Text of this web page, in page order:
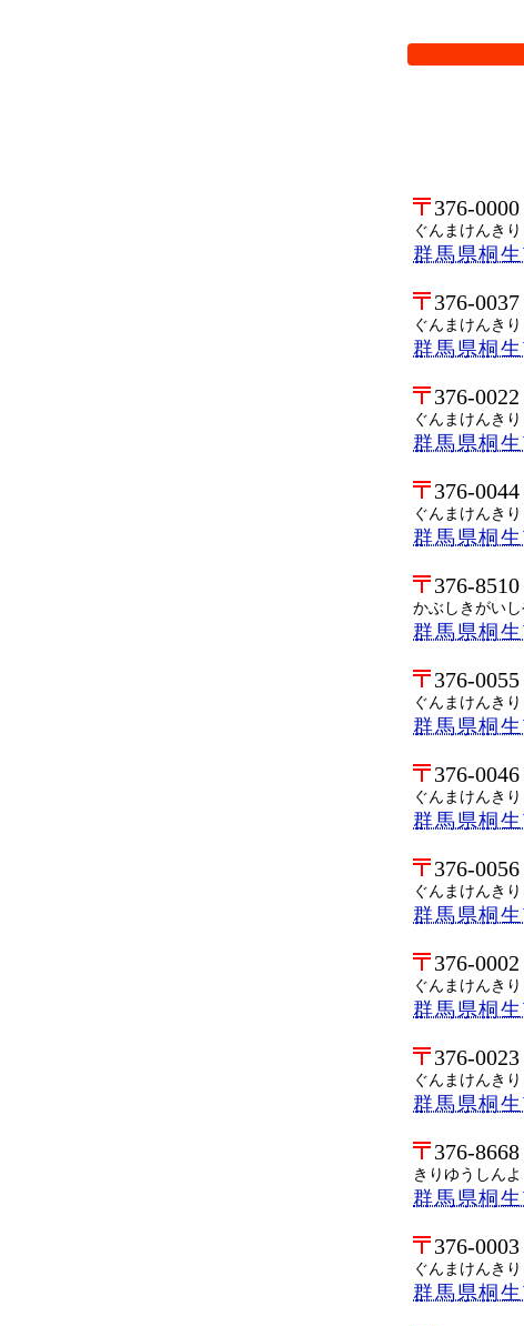
376-0000
ぐんまけんき
群馬県桐
376-0037
ぐんまけんき
群馬県桐
376-0022
ぐんまけんき
群馬県桐
376-0044
ぐんまけんき
群馬県桐
376-8510
かぶしきがい
群馬県桐
376-0055
ぐんまけんき
群馬県桐
376-0046
ぐんまけんき
群馬県桐
376-0056
ぐんまけんき
群馬県桐
376-0002
ぐんまけんき
群馬県桐
376-0023
ぐんまけんき
群馬県桐
376-8668
きりゆうしんよ
群馬県桐
376-0003
ぐんまけんき
群馬県桐